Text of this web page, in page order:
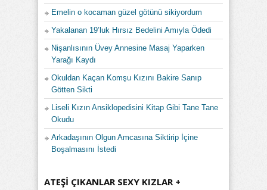
Emelin o kocaman güzel götünü sikiyordum
Yakalanan 19’luk Hırsız Bedelini Amıyla Ödedi
Nişanlısının Üvey Annesine Masaj Yaparken
Yarağı Kaydı
Okuldan Kaçan Komşu Kızını Bakire Sanıp
Götten Sikti
Liseli Kızın Ansiklopedisini Kitap Gibi Tane Tane
Okudu
Arkadaşının Olgun Amcasına Siktirip İçine
Boşalmasını İstedi
ATEŞI ÇIKANLAR SEXY KIZLAR +